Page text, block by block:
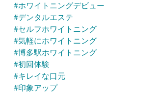
#ホワイトニングデビュー
#デンタルエステ
#セルフホワイトニング
#気軽にホワイトニング
#博多駅ホワイトニング
#初回体験
#キレイな口元
#印象アップ